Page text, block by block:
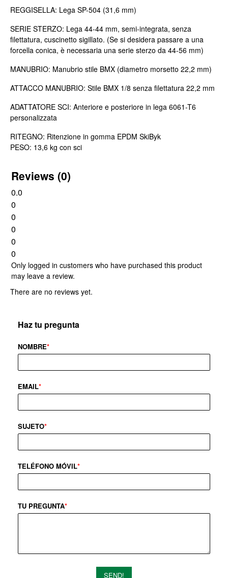
REGGISELLA: Lega SP-504 (31,6 mm)
SERIE STERZO: Lega 44-44 mm, semi-integrata, senza
filettatura, cuscinetto sigillato. (Se si desidera passare a una
forcella conica, è necessaria una serie sterzo da 44-56 mm)
MANUBRIO: Manubrio stile BMX (diametro morsetto 22,2 mm)
ATTACCO MANUBRIO: Stile BMX 1/8 senza filettatura 22,2 mm
ADATTATORE SCI: Anteriore e posteriore in lega 6061-T6
personalizzata
RITEGNO: Ritenzione in gomma EPDM SkiByk
PESO: 13,6 kg con sci
Reviews (0)
0.0
0
0
0
0
0
Only logged in customers who have purchased this product
may leave a review.
There are no reviews yet.
Haz tu pregunta
NOMBRE*
EMAIL*
SUJETO*
TELÉFONO MÓVIL*
TU PREGUNTA*
SEND!